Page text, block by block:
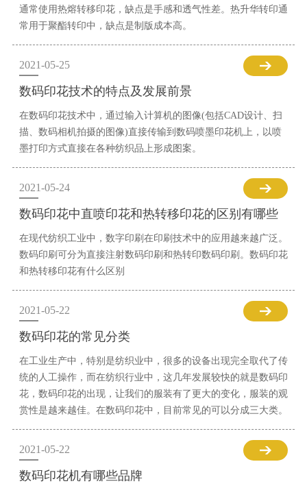
通常使用热熔转移印花，缺点是手感和透气性差。热升华转印通
常用于聚酯转印中，缺点是制版成本高。
2021-05-25
数码印花技术的特点及发展前景
在数码印花技术中，通过输入计算机的图像(包括CAD设计、扫
描、数码相机拍摄的图像)直接传输到数码喷墨印花机上，以喷
墨打印方式直接在各种纺织品上形成图案。
2021-05-24
数码印花中直喷印花和热转移印花的区别有哪些
在现代纺织工业中，数字印刷在印刷技术中的应用越来越广泛。
数码印刷可分为直接注射数码印刷和热转印数码印刷。数码印花
和热转移印花有什么区别
2021-05-22
数码印花的常见分类
在工业生产中，特别是纺织业中，很多的设备出现完全取代了传
统的人工操作，而在纺织行业中，这几年发展较快的就是数码印
花，数码印花的出现，让我们的服装有了更大的变化，服装的观
赏性是越来越佳。在数码印花中，目前常见的可以分成三大类。
2021-05-22
数码印花机有哪些品牌